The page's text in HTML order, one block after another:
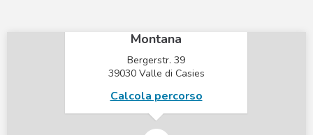
Montana
Bergerstr. 39
39030 Valle di Casies
Calcola percorso